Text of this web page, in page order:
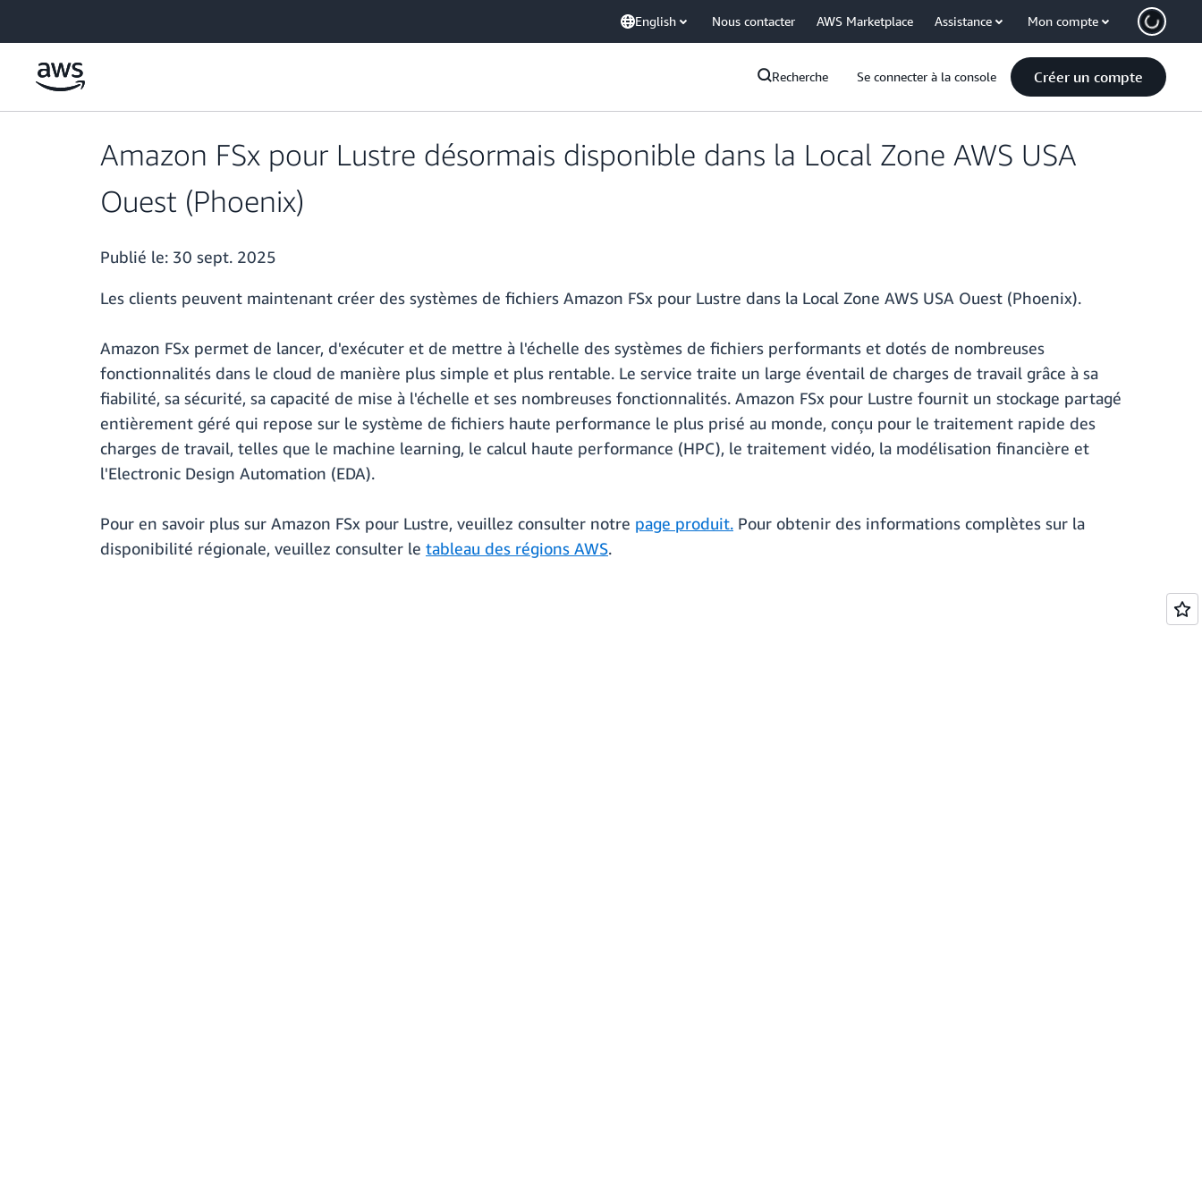
English Nous contacter AWS Marketplace Assistance Mon compte
Recherche Se connecter à la console Créer un compte
Amazon FSx pour Lustre désormais disponible dans la Local Zone AWS USA
Ouest (Phoenix)
Publié le: 30 sept. 2025
Les clients peuvent maintenant créer des systèmes de fichiers Amazon FSx pour Lustre dans la Local Zone AWS USA Ouest (Phoenix).
Amazon FSx permet de lancer, d'exécuter et de mettre à l'échelle des systèmes de fichiers performants et dotés de nombreuses
fonctionnalités dans le cloud de manière plus simple et plus rentable. Le service traite un large éventail de charges de travail grâce à sa
fiabilité, sa sécurité, sa capacité de mise à l'échelle et ses nombreuses fonctionnalités. Amazon FSx pour Lustre fournit un stockage partagé
entièrement géré qui repose sur le système de fichiers haute performance le plus prisé au monde, conçu pour le traitement rapide des
charges de travail, telles que le machine learning, le calcul haute performance (HPC), le traitement vidéo, la modélisation financière et
l'Electronic Design Automation (EDA).
Pour en savoir plus sur Amazon FSx pour Lustre, veuillez consulter notre page produit. Pour obtenir des informations complètes sur la
disponibilité régionale, veuillez consulter le tableau des régions AWS.